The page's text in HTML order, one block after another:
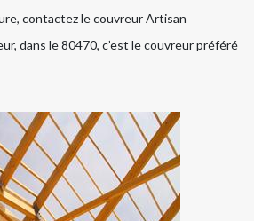
contactez le couvreur Artisan
dans le 80470, c’est le couvreur préféré